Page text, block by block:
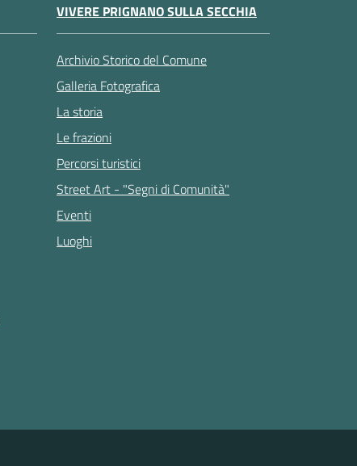
VIVERE PRIGNANO SULLA SECCHIA
Archivio Storico del Comune
Galleria Fotografica
La storia
Le frazioni
Percorsi turistici
Street Art - "Segni di Comunità"
Eventi
Luoghi